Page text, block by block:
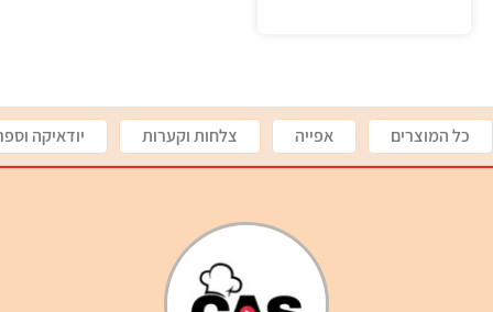
כל המוצרים אפייה צלחות וקערות יודאיקה